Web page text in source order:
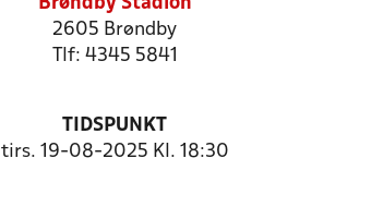
2605 Brøndby
Tlf: 4345 5841
TIDSPUNKT
tirs. 19-08-2025 Kl. 18:30